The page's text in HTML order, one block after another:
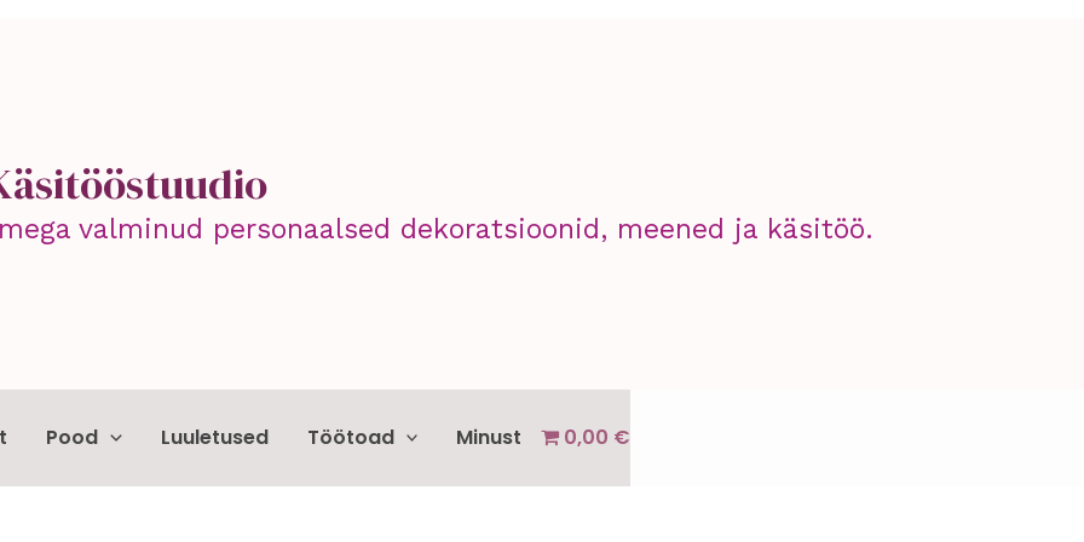
valminud personaalsed dekoratsioonid, meened ja käsitöö.
Pood Luuletused Töötoad Minust 0,00 €